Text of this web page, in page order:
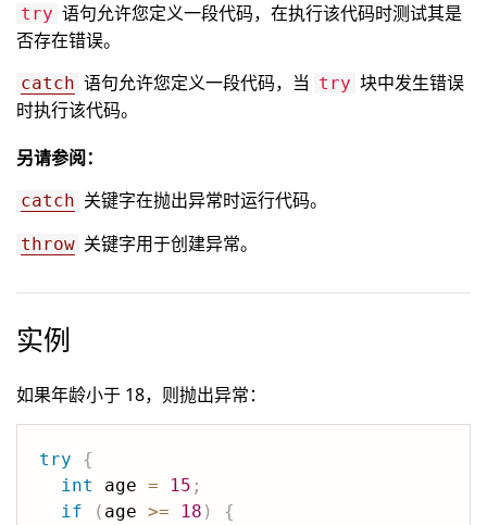
try 语句允许您定义一段代码，在执行该代码时测试其是
否存在错误。
catch 语句允许您定义一段代码，当 try 块中发生错误
时执行该代码。
另请参阅：
catch 关键字在抛出异常时运行代码。
throw 关键字用于创建异常。
实例
如果年龄小于 18，则抛出异常：
try
{
int
age = 15 ;
if
( age >= 18 ) {